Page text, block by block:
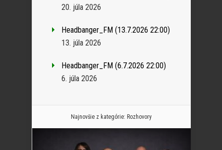
20. júla 2026
Headbanger_FM (13.7.2026 22:00)
13. júla 2026
Headbanger_FM (6.7.2026 22:00)
6. júla 2026
Najnovšie z kategórie: Rozhovory